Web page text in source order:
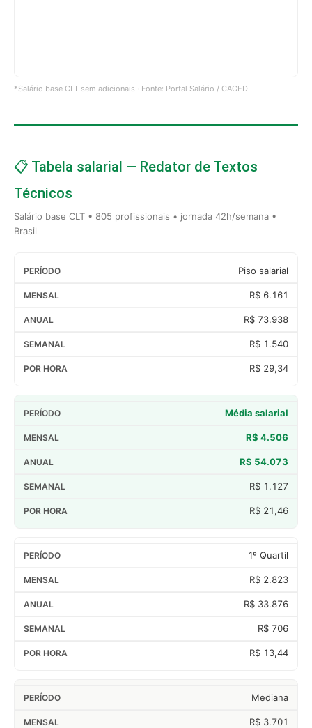
*Salário base CLT sem adicionais · Fonte: Portal Salário / CAGED
📋 Tabela salarial — Redator de Textos
Técnicos
Salário base CLT • 805 profissionais • jornada 42h/semana •
Brasil
Piso salarial
R$ 6.161
R$ 73.938
R$ 1.540
R$ 29,34
Média salarial
R$ 4.506
R$ 54.073
R$ 1.127
R$ 21,46
1º Quartil
R$ 2.823
R$ 33.876
R$ 706
R$ 13,44
Mediana
R$ 3.701